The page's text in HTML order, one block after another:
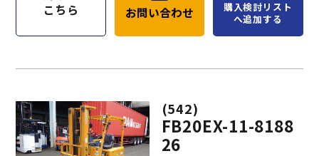
こちら
お問い合わせ
購入検討リスト
へ追加する
(542)
FB20EX-11-8188
26